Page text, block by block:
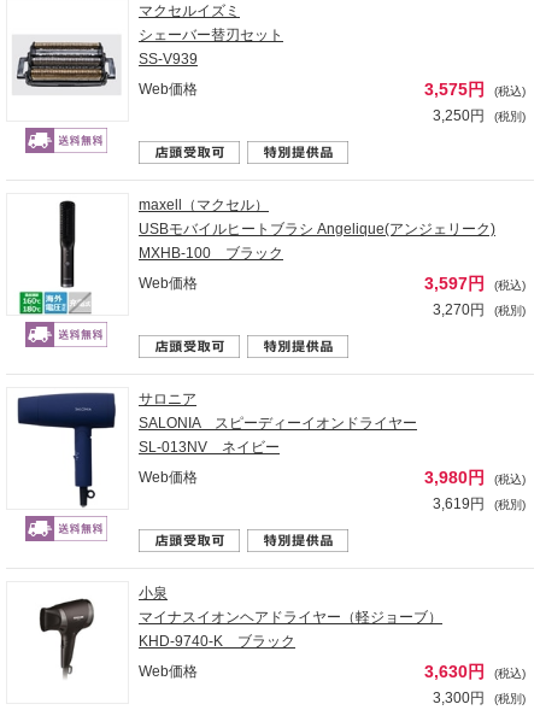
マクセルイズミ
シェーバー替刃セット
SS-V939
Web価格
3,575円 (税込)
3,250円 (税別)
maxell（マクセル）
USBモバイルヒートブラシ Angelique(アンジェリーク)
MXHB-100 ブラック
Web価格
3,597円 (税込)
3,270円 (税別)
サロニア
SALONIA スピーディーイオンドライヤー
SL-013NV ネイビー
Web価格
3,980円 (税込)
3,619円 (税別)
小泉
マイナスイオンヘアドライヤー（軽ジョーブ）
KHD-9740-K ブラック
Web価格
3,630円 (税込)
3,300円 (税別)